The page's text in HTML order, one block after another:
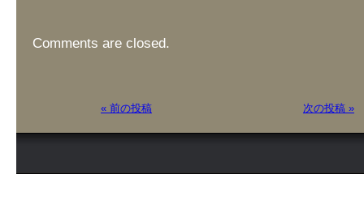
Comments are closed.
« 前の投稿 次の投稿 »